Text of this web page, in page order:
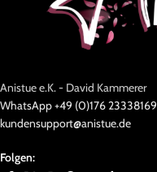
Anistue e.K. - David Kammerer
WhatsApp +49 (0)176 23338169
kundensupport@anistue.de
Folgen: